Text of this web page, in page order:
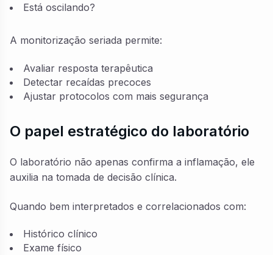
Está oscilando?
A monitorização seriada permite:
Avaliar resposta terapêutica
Detectar recaídas precoces
Ajustar protocolos com mais segurança
O papel estratégico do laboratório
O laboratório não apenas confirma a inflamação, ele
auxilia na tomada de decisão clínica.
Quando bem interpretados e correlacionados com:
Histórico clínico
Exame físico